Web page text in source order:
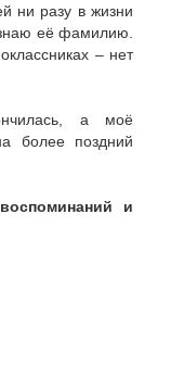
ни разу в жизни
её фамилию.
– нет
а моё
более поздний
и